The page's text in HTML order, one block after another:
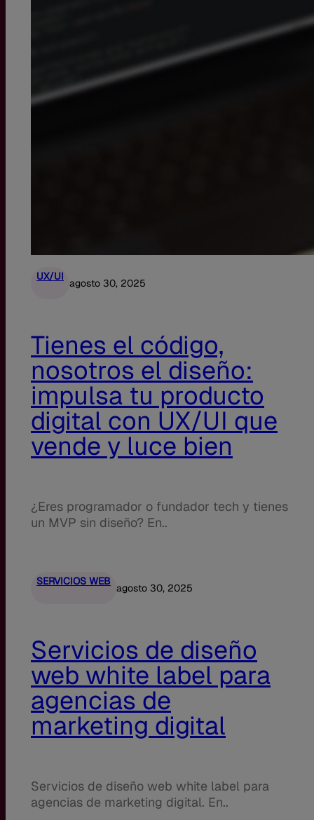
UX/UI
agosto 30, 2025
Tienes el código,
nosotros el diseño:
impulsa tu producto
digital con UX/UI que
vende y luce bien
¿Eres programador o fundador tech y tienes
un MVP sin diseño? En..
SERVICIOS WEB
agosto 30, 2025
Servicios de diseño
web white label para
agencias de
marketing digital
Servicios de diseño web white label para
agencias de marketing digital. En..